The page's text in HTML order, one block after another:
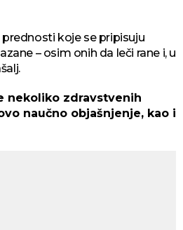
koje se pripisuju
– osim onih da leči rane i, u
nekoliko zdravstvenih
naučno objašnjenje, kao i